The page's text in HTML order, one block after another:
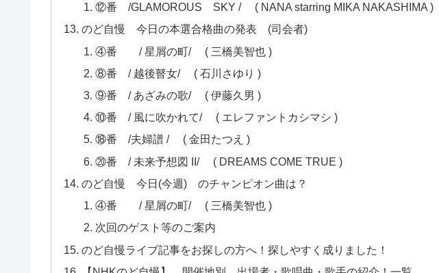
⑫番 /GLAMOROUS SKY / ( NANA starring MIKA NAKASHIMA )
のど自慢 今日の本選合格曲の発表 (司会者)
④番 / 星屑の町/ ( 三橋美智也 )
⑧番 / 越後瞽女/ ( 石川さゆり )
⑨番 / あざみの歌/ ( 伊藤久男 )
⑩番 / 風に吹かれて/ ( エレファントカシマシ )
⑱番 /夫婦譜 / ( 金田たつえ )
⑳番 / 未来予想図 II/ ( DREAMS COME TRUE )
のど自慢 今日(今週) のチャンピオン曲は？
④番 / 星屑の町/ ( 三橋美智也 )
次回のゲスト等のご案内
のど自慢ライブ記事をお探しの方へ！探しやすく成りました！